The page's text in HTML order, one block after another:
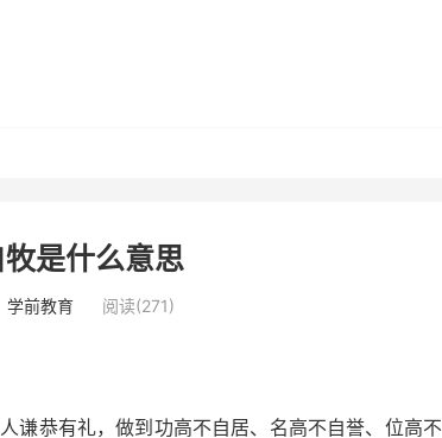
是什么意思
学前教育 阅读(271)
谦恭有礼，做到功高不自居、名高不自誉、位高不